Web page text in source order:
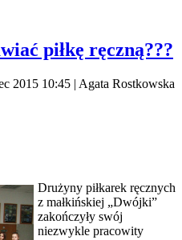
piłkę ręczną???
2015 10:45 | Agata Rostkowska
Drużyny piłkarek ręcznych
z małkińskiej „Dwójki”
zakończyły swój
niezwykle pracowity